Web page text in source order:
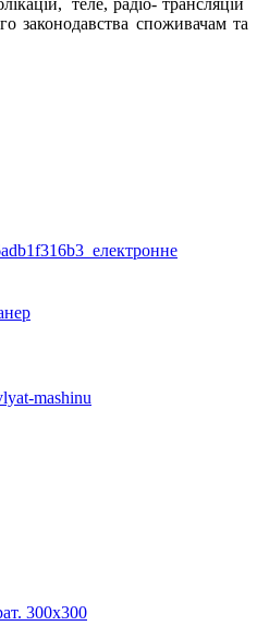
законодавства споживачам та